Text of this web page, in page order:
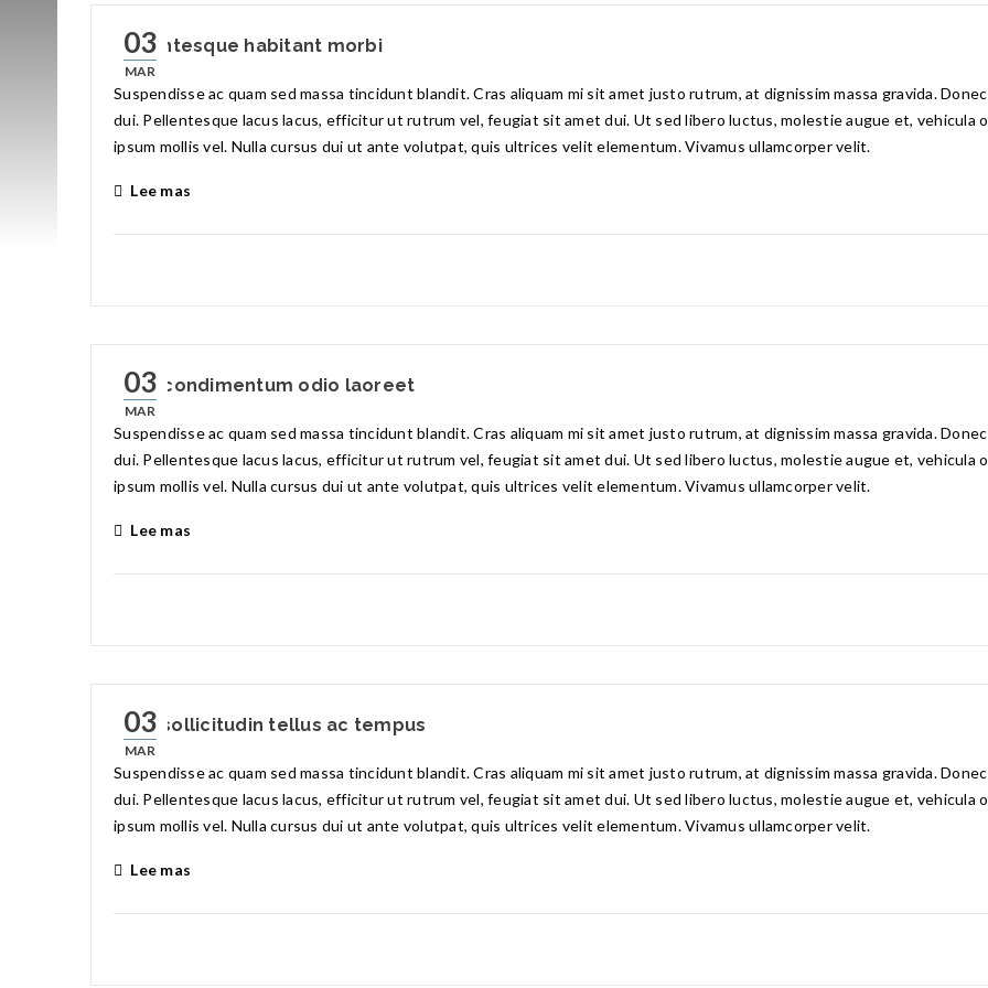
03
MAR
Pellentesque habitant morbi
Suspendisse ac quam sed massa tincidunt blandit. Cras aliquam mi sit amet justo rutrum, at dignissim massa gravida.
dui. Pellentesque lacus lacus, efficitur ut rutrum vel, feugiat sit amet dui. Ut sed libero luctus, molestie augue et, vehicula
ipsum mollis vel. Nulla cursus dui ut ante volutpat, quis ultrices velit elementum. Vivamus ullamcorper velit.
Lee mas
03
MAR
Eget condimentum odio laoreet
Suspendisse ac quam sed massa tincidunt blandit. Cras aliquam mi sit amet justo rutrum, at dignissim massa gravida.
dui. Pellentesque lacus lacus, efficitur ut rutrum vel, feugiat sit amet dui. Ut sed libero luctus, molestie augue et, vehicula
ipsum mollis vel. Nulla cursus dui ut ante volutpat, quis ultrices velit elementum. Vivamus ullamcorper velit.
Lee mas
03
MAR
Nam sollicitudin tellus ac tempus
Suspendisse ac quam sed massa tincidunt blandit. Cras aliquam mi sit amet justo rutrum, at dignissim massa gravida.
dui. Pellentesque lacus lacus, efficitur ut rutrum vel, feugiat sit amet dui. Ut sed libero luctus, molestie augue et, vehicula
ipsum mollis vel. Nulla cursus dui ut ante volutpat, quis ultrices velit elementum. Vivamus ullamcorper velit.
Lee mas